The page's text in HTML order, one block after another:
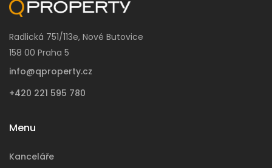
Radlická 751/113e, Nové Butovice
158 00 Praha 5
info@qproperty.cz
+420 221 595 780
Menu
Kanceláře